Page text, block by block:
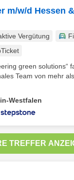
m/w/d Hessen
Vergütung
green solutions“
Team von mehr als
Westfalen
TREFFER